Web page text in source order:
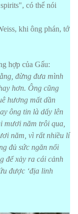
có thể nói
khi ông phán, tớ
hợp của Gấu:
đừng đưa mình
hơn. Ông cũng
hương mất dần
ông tin là dấy lên
mươi năm trôi qua,
năm, vì rất nhiều lí
đủ sức ngăn nổi
để xảy ra cái cảnh
được ‘địa linh